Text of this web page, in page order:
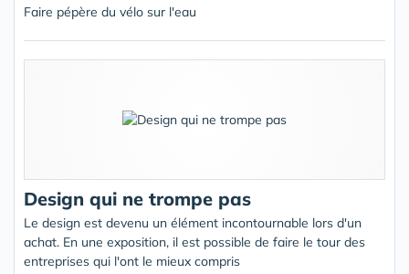
Faire pépère du vélo sur l'eau
Design qui ne trompe pas
Le design est devenu un élément incontournable lors d'un
achat. En une exposition, il est possible de faire le tour des
entreprises qui l'ont le mieux compris